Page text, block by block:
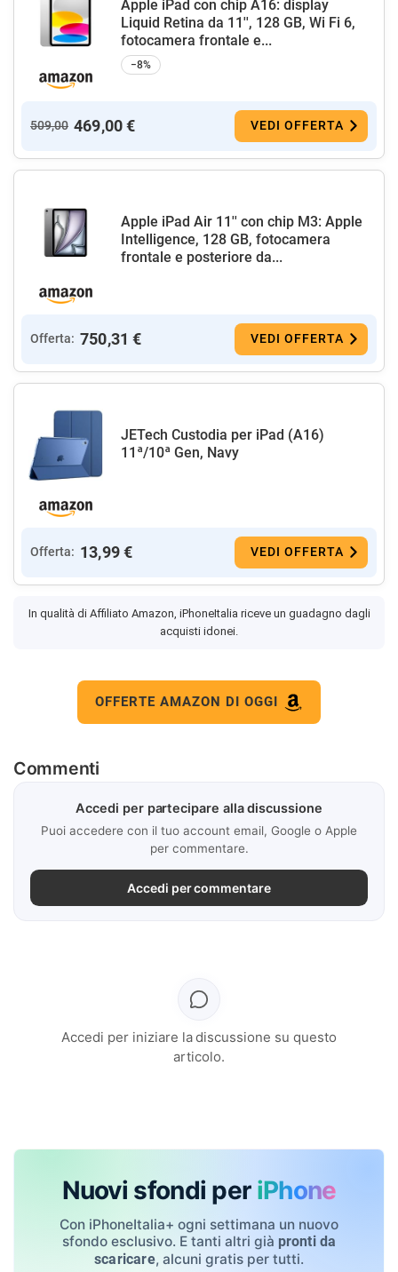
Apple iPad con chip A16: display
Liquid Retina da 11'', 128 GB, Wi Fi 6,
fotocamera frontale e...
−8%
509,00 469,00 € VEDI OFFERTA
Apple iPad Air 11'' con chip M3: Apple
Intelligence, 128 GB, fotocamera
frontale e posteriore da...
Offerta: 750,31 € VEDI OFFERTA
JETech Custodia per iPad (A16)
11ª/10ª Gen, Navy
Offerta: 13,99 € VEDI OFFERTA
In qualità di Affiliato Amazon, iPhoneItalia riceve un guadagno dagli
acquisti idonei.
OFFERTE AMAZON DI OGGI
Commenti
Accedi per partecipare alla discussione
Puoi accedere con il tuo account email, Google o Apple
per commentare.
Accedi per commentare
Accedi per iniziare la discussione su questo
articolo.
Nuovi sfondi per iPhone
Con iPhoneItalia+ ogni settimana un nuovo
sfondo esclusivo. E tanti altri già pronti da
scaricare, alcuni gratis per tutti.